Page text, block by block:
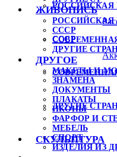
ЖИВОПИСЬ
РОССИЙСКАЯ
СССР
ДРУГИЕ
ДРУГОЕ
МАКЕТЫ И
ЗНАМЕНА
ДОКУМЕНТЫ
ПЛАКАТЫ
ИКОНЫ
ФАРФОР И
МЕБЕЛЬ
СПОРТ
ИЗДЕЛИЯ ИЗ
РОССИЙСКАЯ
СССР
ДРУГИЕ
СКУЛЬПТУРА